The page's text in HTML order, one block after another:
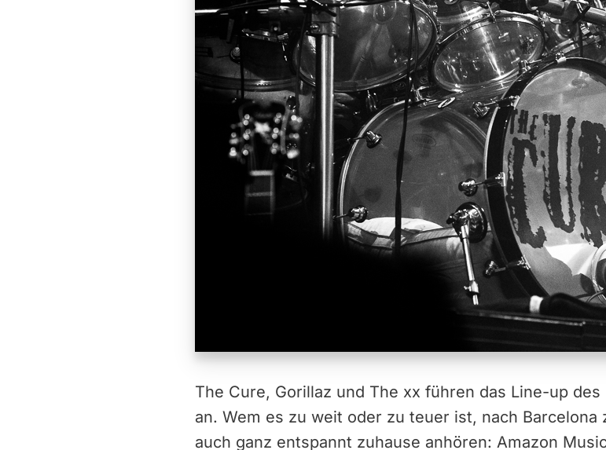
The Cure, Gorillaz und The xx führen das Line-up
an. Wem es zu weit oder zu teuer ist, nach Barcelona
auch ganz entspannt zuhause anhören: Amazon